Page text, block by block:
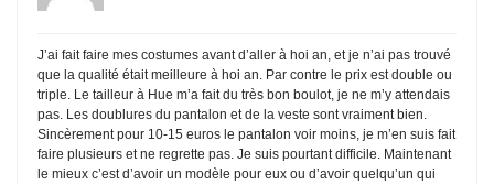
J’ai fait faire mes costumes avant d’aller à hoi an, et je n’ai pas trouvé
que la qualité était meilleure à hoi an. Par contre le prix est double ou
triple. Le tailleur à Hue m’a fait du très bon boulot, je ne m’y attendais
pas. Les doublures du pantalon et de la veste sont vraiment bien.
Sincèrement pour 10-15 euros le pantalon voir moins, je m’en suis fait
faire plusieurs et ne regrette pas. Je suis pourtant difficile. Maintenant
le mieux c’est d’avoir un modèle pour eux ou d’avoir quelqu’un qui